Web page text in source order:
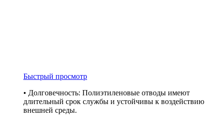
Быстрый просмотр
• Долговечность: Полиэтиленовые отводы имеют
длительный срок службы и устойчивы к воздействию
внешней среды.